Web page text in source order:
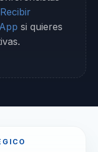
Recibir
si quieres